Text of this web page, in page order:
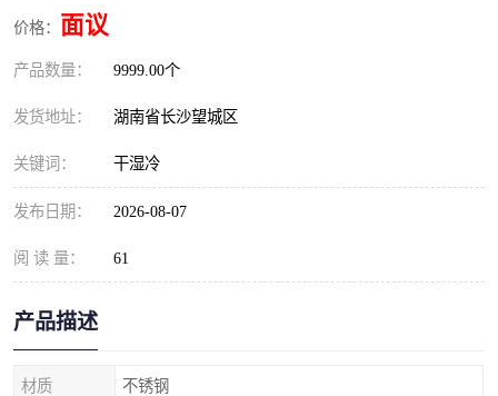
价格： 面议
产品数量： 9999.00个
发货地址： 湖南省长沙望城区
关键词： 干湿冷
发布日期： 2026-08-07
阅 读 量： 61
产品描述
材质 不锈钢